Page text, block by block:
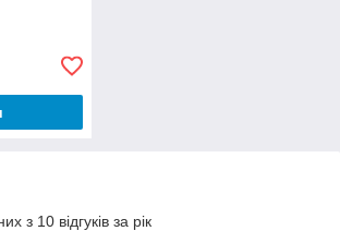
з 10 відгуків за рік